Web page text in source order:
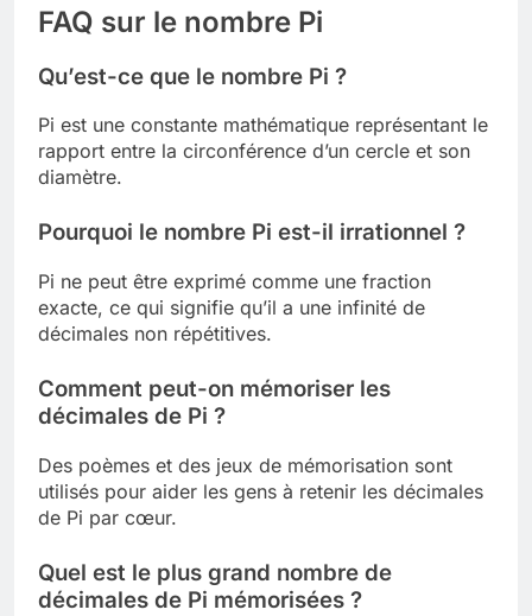
FAQ sur le nombre Pi
Qu’est-ce que le nombre Pi ?
Pi est une constante mathématique représentant le
rapport entre la circonférence d’un cercle et son
diamètre.
Pourquoi le nombre Pi est-il irrationnel ?
Pi ne peut être exprimé comme une fraction
exacte, ce qui signifie qu’il a une infinité de
décimales non répétitives.
Comment peut-on mémoriser les
décimales de Pi ?
Des poèmes et des jeux de mémorisation sont
utilisés pour aider les gens à retenir les décimales
de Pi par cœur.
Quel est le plus grand nombre de
décimales de Pi mémorisées ?